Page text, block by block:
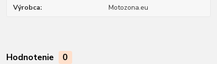
Výrobca Motozona.eu
Hodnotenie 0